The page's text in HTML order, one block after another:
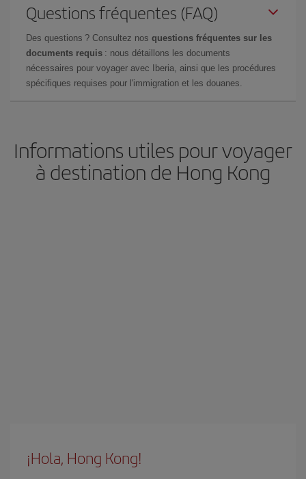
Questions fréquentes (FAQ)
Des questions ? Consultez nos questions fréquentes sur les
documents requis : nous détaillons les documents
nécessaires pour voyager avec Iberia, ainsi que les procédures
spécifiques requises pour l'immigration et les douanes.
Informations utiles pour voyager
à destination de Hong Kong
¡Hola, Hong Kong!